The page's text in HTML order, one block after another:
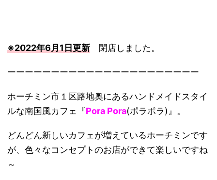
※2022年6月1日更新 閉店しました。
ーーーーーーーーーーーーーーーーーーーーーー
ホーチミン市１区路地奥にあるハンドメイドスタイ
ルな南国風カフェ『Pora Pora(ポラポラ)』。
どんどん新しいカフェが増えているホーチミンです
が、色々なコンセプトのお店ができて楽しいですね
～